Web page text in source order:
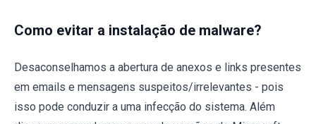
Como evitar a instalação de malware?
Desaconselhamos a abertura de anexos e links presentes
em emails e mensagens suspeitos/irrelevantes - pois
isso pode conduzir a uma infecção do sistema. Além